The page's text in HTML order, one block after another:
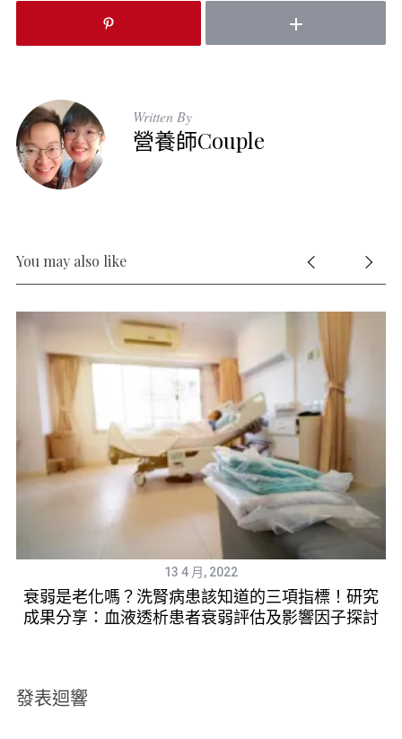
Written By
營養師Couple
You may also like
13 4 月, 2022
衰弱是老化嗎？洗腎病患該知道的三項指標！研究
成果分享：血液透析患者衰弱評估及影響因子探討
發表迴響